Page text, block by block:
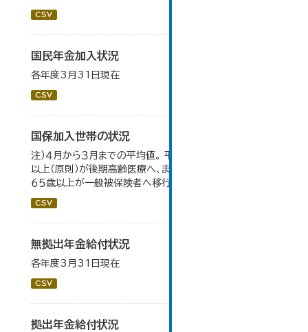
CSV
国民年金加入状況
各年度3月31日現在
CSV
国保加入世帯の状況
注）４月から３月までの平均値。 平成２０年４月から、７５歳
以上（原則）が後期高齢医療へ、また、退職被保険者のうち
６５歳以上が一般被保険者へ移行。
CSV
無拠出年金給付状況
各年度3月31日現在
CSV
拠出年金給付状況